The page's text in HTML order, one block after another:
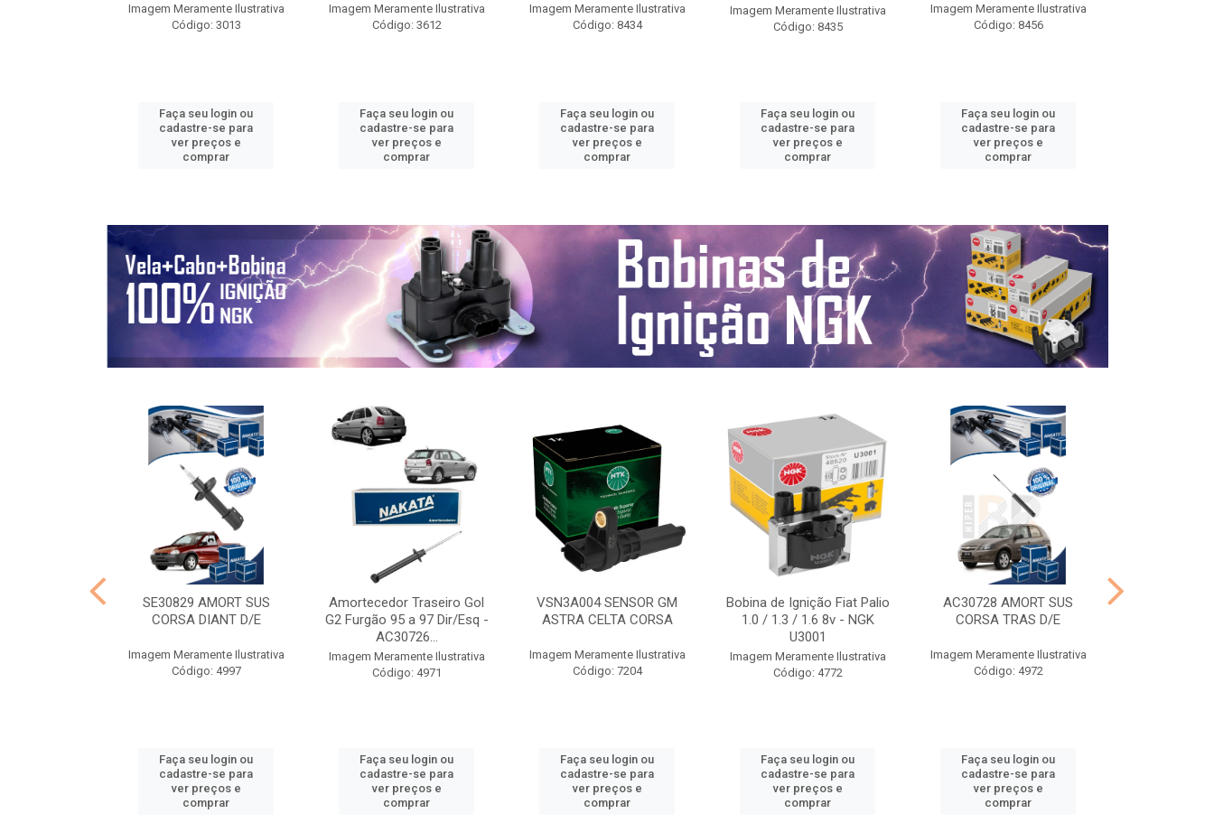
Imagem Meramente Ilustrativa
Código: 3013
Faça seu login ou
cadastre-se para
ver preços e
comprar
Imagem Meramente Ilustrativa
Código: 3612
Faça seu login ou
cadastre-se para
ver preços e
comprar
Imagem Meramente Ilustrativa
Código: 8434
Faça seu login ou
cadastre-se para
ver preços e
comprar
Imagem Meramente Ilustrativa
Código: 8435
Faça seu login ou
cadastre-se para
ver preços e
comprar
Imagem Meramente Ilustrativa
Código: 8456
Faça seu login ou
cadastre-se para
ver preços e
comprar
SE30829 AMORT SUS
CORSA DIANT D/E
Imagem Meramente Ilustrativa
Código: 4997
Faça seu login ou
cadastre-se para
ver preços e
comprar
Amortecedor Traseiro Gol
G2 Furgão 95 a 97 Dir/Esq -
AC30726...
Imagem Meramente Ilustrativa
Código: 4971
Faça seu login ou
cadastre-se para
ver preços e
comprar
VSN3A004 SENSOR GM
ASTRA CELTA CORSA
Imagem Meramente Ilustrativa
Código: 7204
Faça seu login ou
cadastre-se para
ver preços e
comprar
Bobina de Ignição Fiat Palio
1.0 / 1.3 / 1.6 8v - NGK
U3001
Imagem Meramente Ilustrativa
Código: 4772
Faça seu login ou
cadastre-se para
ver preços e
comprar
AC30728 AMORT SUS
CORSA TRAS D/E
Imagem Meramente Ilustrativa
Código: 4972
Faça seu login ou
cadastre-se para
ver preços e
comprar